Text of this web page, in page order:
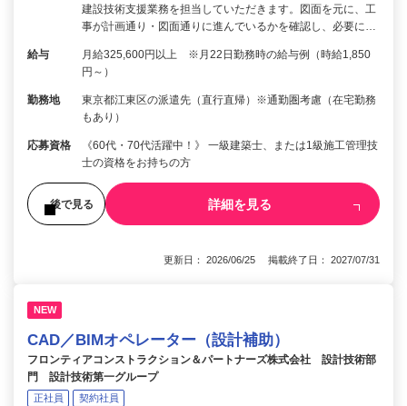
建設技術支援業務を担当していただきます。図面を元に、工
事が計画通り・図面通りに進んでいるかを確認し、必要に…
給与
月給325,600円以上 ※月22日勤務時の給与例（時給1,850
円～）
勤務地
東京都江東区の派遣先（直行直帰）※通勤圏考慮（在宅勤務
もあり）
応募資格
《60代・70代活躍中！》 一級建築士、または1級施工管理技
士の資格をお持ちの方
後で見る 詳細を見る
更新日： 2026/06/25 掲載終了日： 2027/07/31
NEW
CAD／BIMオペレーター（設計補助）
フロンティアコンストラクション＆パートナーズ株式会社 設計技術部
門 設計技術第一グループ
正社員 契約社員